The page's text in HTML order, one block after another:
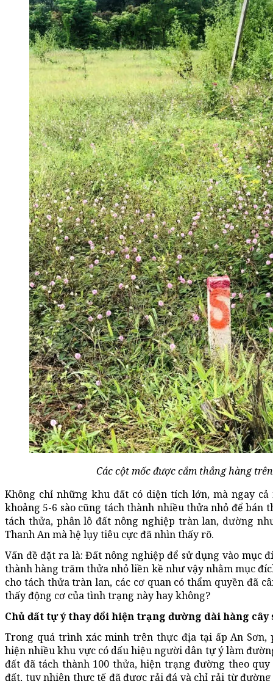
Các cột mốc được cắm thẳng hàng
Không chỉ những khu đất có diện tích lớn, mà ngay
khoảng 5-6 sào cũng tách thành nhiều thửa nhỏ để bán
tách thửa, phân lô đất nông nghiệp tràn lan, dường
Thanh An mà hệ lụy tiêu cực đã nhìn thấy rõ.
Vấn đề đặt ra là: Đất nông nghiệp để sử dụng vào mục
thành hàng trăm thửa nhỏ liền kề như vậy nhằm mục
cho tách thửa tràn lan, các cơ quan có thẩm quyền đã
thấy động cơ của tình trạng này hay không?
Chủ đất tự ý thay đổi hiện trạng đường dài hàng cây
Trong quá trình xác minh trên thực địa tại ấp An Sơn,
hiện nhiều khu vực có dấu hiệu người dân tự ý làm
đất đã tách thành 100 thửa, hiện trạng đường theo
đất, tuy nhiên thực tế đã được rải đá và chỉ rải từ